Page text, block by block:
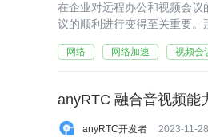
在企业对远程办公和视频会
议的顺利进行变得至关重要。
网络 网络加速 视频会
anyRTC 融合音视频能
anyRTC开发者 2023-11-28